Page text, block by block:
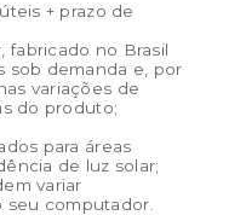
+ prazo de
fabricado no Brasil
sob demanda e, por
variações de
do produto;
para áreas
de luz solar;
variar
computador.